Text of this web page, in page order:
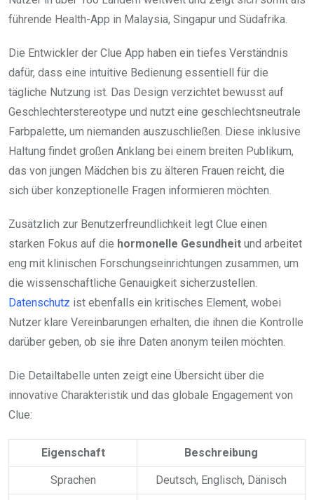
führende Health-App in Malaysia, Singapur und Südafrika.
Die Entwickler der Clue App haben ein tiefes Verständnis
dafür, dass eine intuitive Bedienung essentiell für die
tägliche Nutzung ist. Das Design verzichtet bewusst auf
Geschlechterstereotype und nutzt eine geschlechtsneutrale
Farbpalette, um niemanden auszuschließen. Diese inklusive
Haltung findet großen Anklang bei einem breiten Publikum,
das von jungen Mädchen bis zu älteren Frauen reicht, die
sich über konzeptionelle Fragen informieren möchten.
Zusätzlich zur Benutzerfreundlichkeit legt Clue einen
starken Fokus auf die hormonelle Gesundheit und arbeitet
eng mit klinischen Forschungseinrichtungen zusammen, um
die wissenschaftliche Genauigkeit sicherzustellen.
Datenschutz ist ebenfalls ein kritisches Element, wobei
Nutzer klare Vereinbarungen erhalten, die ihnen die Kontrolle
darüber geben, ob sie ihre Daten anonym teilen möchten.
Die Detailtabelle unten zeigt eine Übersicht über die
innovative Charakteristik und das globale Engagement von
Clue:
Eigenschaft Beschreibung
Sprachen Deutsch, Englisch, Dänisch